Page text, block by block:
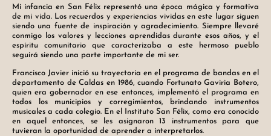
Mi infancia en San Félix representó una época mágica y formativa
de mi vida. Los recuerdos y experiencias vividas en este lugar siguen
siendo una fuente de inspiración y agradecimiento. Siempre llevaré
conmigo los valores y lecciones aprendidas durante esos años, y el
espíritu comunitario que caracterizaba a este hermoso pueblo
seguirá siendo una parte importante de mi ser.
Francisco Javier inició su trayectoria en el programa de bandas en el
departamento de Caldas en 1986, cuando Fortunato Gaviria Botero,
quien era gobernador en ese entonces, implementó el programa en
todos los municipios y corregimientos, brindando instrumentos
musicales a cada colegio. En el Instituto San Félix, como era conocido
en aquel entonces, se les asignaron 13 instrumentos para que
tuvieran la oportunidad de aprender a interpretarlos.